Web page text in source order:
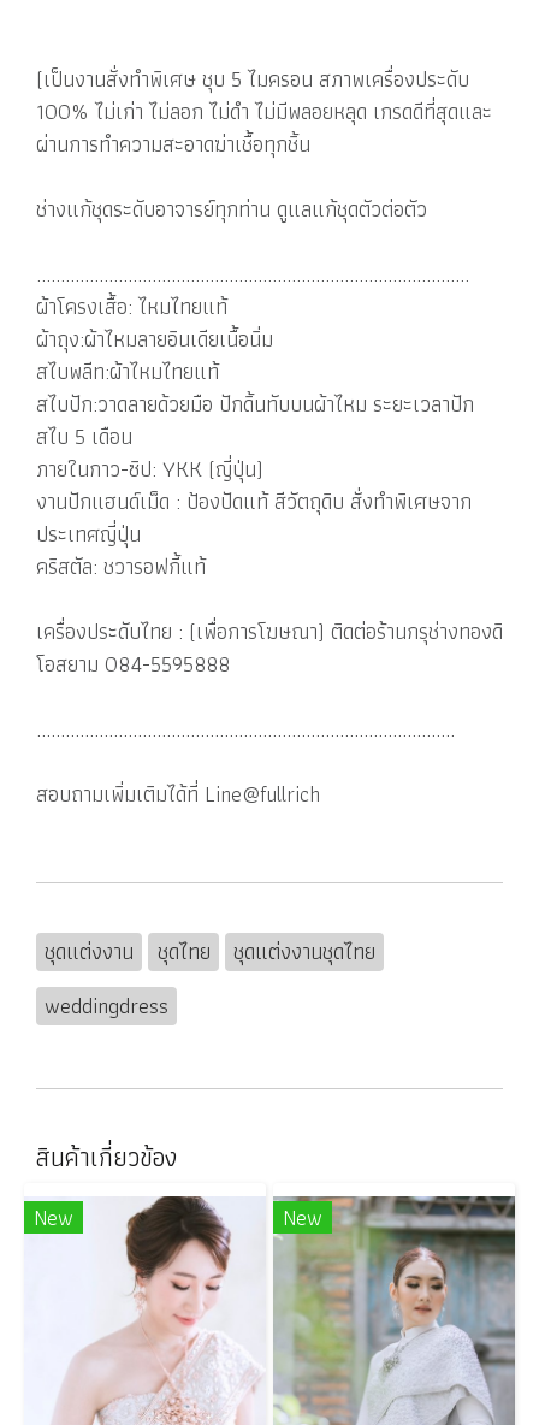
(เป็นงานสั่งทำพิเศษ ชุบ 5 ไมครอน สภาพเครื่องประดับ
100% ไม่เก่า ไม่ลอก ไม่ดำ ไม่มีพลอยหลุด เกรดดีที่สุดและ
ผ่านการทำความสะอาดฆ่าเชื้อทุกชิ้น
ช่างแก้ชุดระดับอาจารย์ทุกท่าน ดูแลแก้ชุดตัวต่อตัว
..........................................................................................
ผ้าโครงเสื้อ: ไหมไทยแท้
ผ้าถุง:ผ้าไหมลายอินเดียเนื้อนิ่ม
สไบพลีท:ผ้าไหมไทยแท้
สไบปัก:วาดลายด้วยมือ ปักดิ้นทับบนผ้าไหม ระยะเวลาปัก
สไบ 5 เดือน
ภายในกาว-ซิป: YKK (ญี่ปุ่น)
งานปักแฮนด์เม็ด : ป้องปัดแท้ สีวัตถุดิบ สั่งทำพิเศษจาก
ประเทศญี่ปุ่น
คริสตัล: ชวารอฟกี้แท้
เครื่องประดับไทย : (เพื่อการโฆษณา) ติดต่อร้านกรุช่างทองดิ
โอสยาม 084-5595888
.......................................................................................
สอบถามเพิ่มเติมได้ที่ Line@fullrich
ชุดแต่งงาน ชุดไทย
ชุดแต่งงานชุดไทย
weddingdress
สินค้าเกี่ยวข้อง
New New